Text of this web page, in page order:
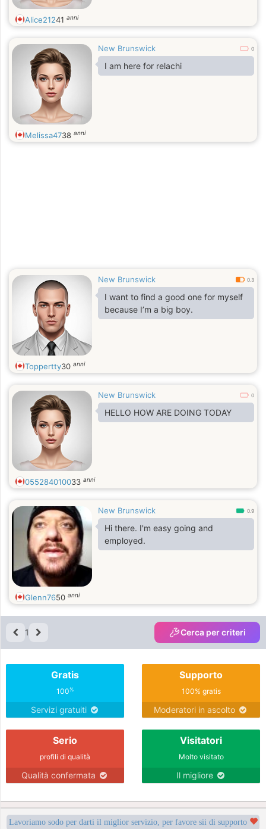
Alice21241 anni
New Brunswick 0
I am here for relachi
Melissa4738 anni
New Brunswick 0.3
I want to find a good one for myself
because I’m a big boy.
Toppertty30 anni
New Brunswick 0
HELLO HOW ARE DOING TODAY
055284010033 anni
New Brunswick 0.9
Hi there. I'm easy going and
employed.
Glenn7650 anni
1 Cerca per criteri
Gratis
100%
Servizi gratuiti
Supporto
100% gratis
Moderatori in ascolto
Serio
profili di qualità
Qualità confermata
Visitatori
Molto visitato
Il migliore
Lavoriamo sodo per darti il miglior servizio, per favore sii di supporto